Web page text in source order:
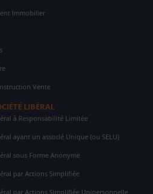
Immobilier
Vente
LIBÉRAL
à Responsabilité Limitée
ayant un associé Unique (ou SELU)
sous Forme Anonyme
par Actions Simplifiée
par Actions Simplifiée Unipersonnelle